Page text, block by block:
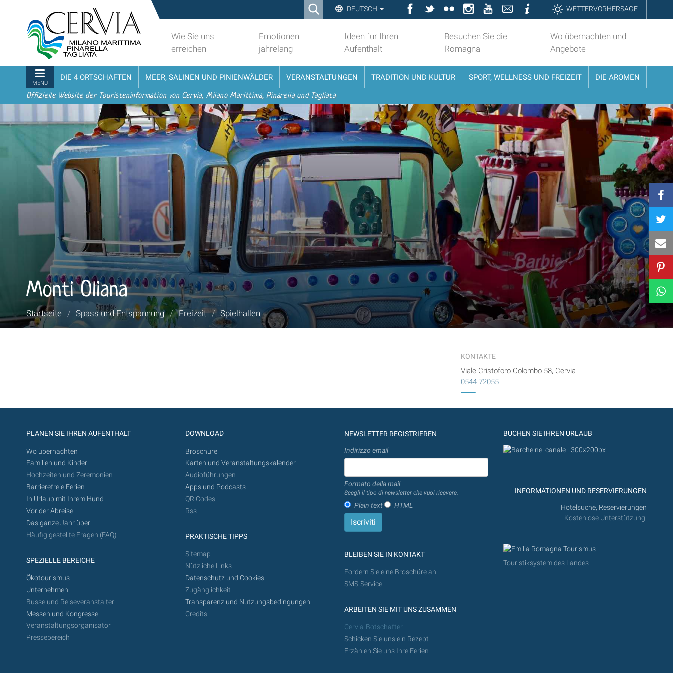
zur
Navigation
Ricerca DEUTSCH Facebook
TwitterFlickrInstagramYouTubeContattiInformazioniWETTERVORHERSAGE
turistico
ufficiale
Cervia,
Milano
Marittima,
Pinarella,
Tagliata
Wie Sie uns
erreichen
Emotionen
jahrelang
Ideen fur Ihren
Aufenthalt
Besuchen Sie die
Romagna
Wo übernachten und
Angebote
MENU
DIE 4 ORTSCHAFTEN MEER, SALINEN UND PINIENWÄLDER VERANSTALTUNGEN TRADITION UND KULTUR SPORT, WELLNESS UND FREIZEIT DIE AROMEN
Offizielle Website der Touristeninformation von Cervia, Milano Marittima, Pinarella und Tagliata
Monti Oliana
Sie
sind
Startseite / Spass und Entspannung / Freizeit / Spielhallen
KONTAKTE
Viale Cristoforo Colombo 58, Cervia
0544 72055
PLANEN SIE IHREN AUFENTHALT
Wo übernachten
Familien und Kinder
Hochzeiten und Zeremonien
Barrierefreie Ferien
In Urlaub mit Ihrem Hund
Vor der Abreise
Das ganze Jahr über
Häufig gestellte Fragen (FAQ)
SPEZIELLE BEREICHE
Ökotourismus
Unternehmen
Busse und Reiseveranstalter
Messen und Kongresse
Veranstaltungsorganisator
Pressebereich
DOWNLOAD
Broschüre
Karten und Veranstaltungskalender
Audioführungen
Apps und Podcasts
QR Codes
Rss
PRAKTISCHE TIPPS
Sitemap
Nützliche Links
Datenschutz und Cookies
Zugänglichkeit
Transparenz und Nutzungsbedingungen
Credits
NEWSLETTER REGISTRIEREN
Indirizzo email
Formato della mail
Scegli il tipo di newsletter che vuoi ricevere.
Plain text HTML
BLEIBEN SIE IN KONTAKT
Fordern Sie eine Broschüre an
SMS-Service
ARBEITEN SIE MIT UNS ZUSAMMEN
Cervia-Botschafter
Schicken Sie uns ein Rezept
Erzählen Sie uns Ihre Ferien
BUCHEN SIE IHREN URLAUB
INFORMATIONEN UND RESERVIERUNGEN
Hotelsuche, Reservierungen
Kostenlose Unterstützung
Touristiksystem des Landes